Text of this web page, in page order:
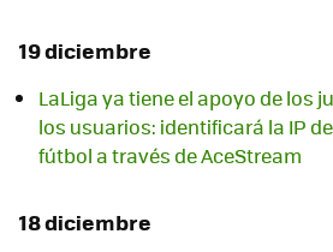
19 diciembre
LaLiga ya tiene el apoyo de los
los usuarios: identificará la IP
fútbol a través de AceStream
18 diciembre